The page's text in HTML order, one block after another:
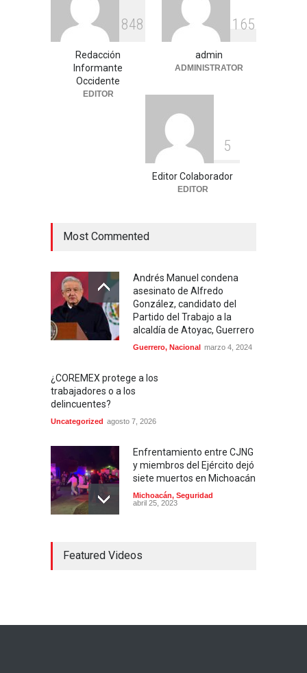
Justicia
Nacional
agosto 3, 2026
Celia Pulido logra un hito
histórico con 11 preseas y
tres marcas récord en Santo
848
Redacción
Informante
Occidente
EDITOR
1 65
admin
ADMINISTRATOR
5
Editor Colaborador
EDITOR
Most Commented
Andrés Manuel condena
asesinato de Alfredo
González, candidato del
Partido del Trabajo a la
alcaldía de Atoyac, Guerrero
Guerrero, Nacional marzo 4, 2024
¿COREMEX protege a los
trabajadores o a los
delincuentes?
Uncategorized agosto 7, 2026
Enfrentamiento entre CJNG
y miembros del Ejército dejó
siete muertos en Michoacán
Michoacán, Seguridad
abril 25, 2023
contra mujeres
Featured Videos